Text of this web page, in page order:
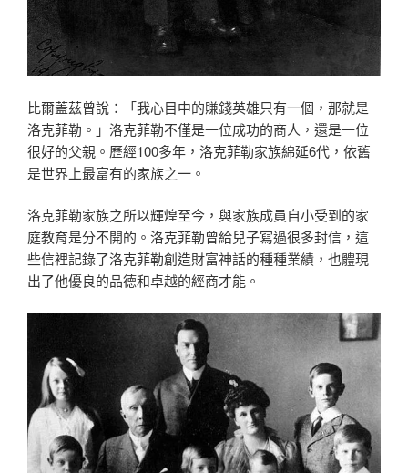
比爾蓋茲曾說：「我心目中的賺錢英雄只有一個，那就是
洛克菲勒。」洛克菲勒不僅是一位成功的商人，還是一位
很好的父親。歷經100多年，洛克菲勒家族綿延6代，依舊
是世界上最富有的家族之一。
洛克菲勒家族之所以輝煌至今，與家族成員自小受到的家
庭教育是分不開的。洛克菲勒曾給兒子寫過很多封信，這
些信裡記錄了洛克菲勒創造財富神話的種種業績，也體現
出了他優良的品德和卓越的經商才能。